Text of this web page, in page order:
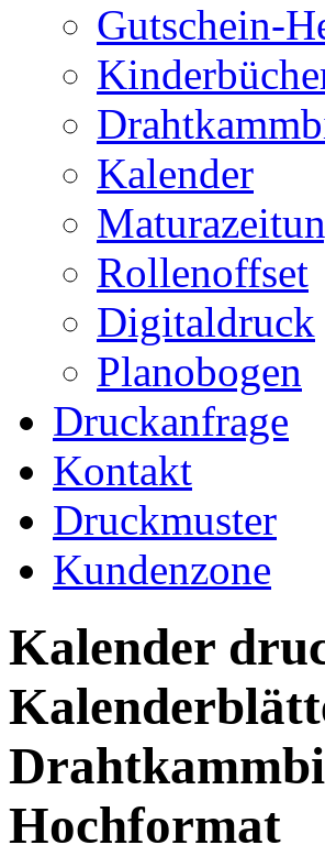
Gutschein-
Kalender
Rollenoffset
Digitaldruck
Planobogen
Druckanfrage
Kontakt
Druckmuster
Kundenzone
Kalender
Hochformat